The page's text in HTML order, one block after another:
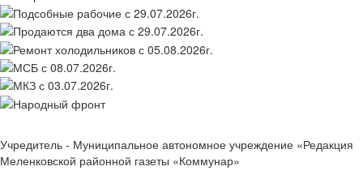
Учредитель - Муниципальное автономное учреждение «Редакция
Меленковской районной газеты «Коммунар»